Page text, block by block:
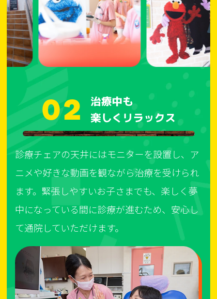
02
治療中も
楽しくリラックス
診療チェアの天井にはモニターを設置し、ア
ニメや好きな動画を観ながら治療を受けられ
ます。緊張しやすいお子さまでも、楽しく夢
中になっている間に診療が進むため、安心し
て通院していただけます。